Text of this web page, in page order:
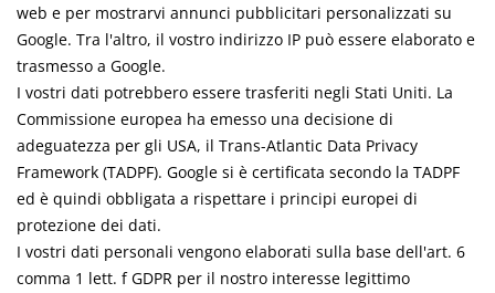
web e per mostrarvi annunci pubblicitari personalizzati su
Google. Tra l'altro, il vostro indirizzo IP può essere elaborato e
trasmesso a Google.
I vostri dati potrebbero essere trasferiti negli Stati Uniti. La
Commissione europea ha emesso una decisione di
adeguatezza per gli USA, il Trans-Atlantic Data Privacy
Framework (TADPF). Google si è certificata secondo la TADPF
ed è quindi obbligata a rispettare i principi europei di
protezione dei dati.
I vostri dati personali vengono elaborati sulla base dell'art. 6
comma 1 lett. f GDPR per il nostro interesse legittimo